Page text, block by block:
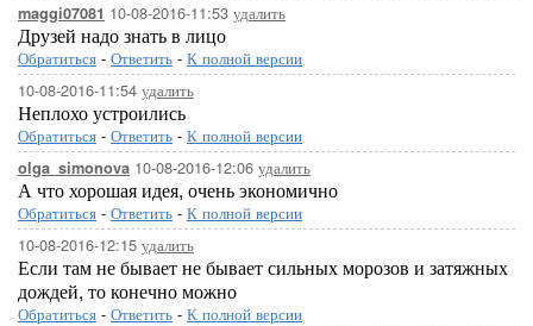
maggi07081 10-08-2016-11:53 удалить
Друзей надо знать в лицо
Обратиться - Ответить - К полной версии
10-08-2016-11:54 удалить
Неплохо устроились
Обратиться - Ответить - К полной версии
olga_simonova 10-08-2016-12:06 удалить
А что хорошая идея, очень экономично
Обратиться - Ответить - К полной версии
10-08-2016-12:15 удалить
Если там не бывает не бывает сильных морозов и затяжных
дождей, то конечно можно
Обратиться - Ответить - К полной версии